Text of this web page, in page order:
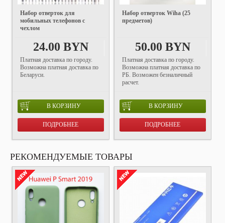
Набор отверток для
мобильных телефонов с
чехлом
24.00 BYN
Платная доставка по городу.
Возможна платная доставка по
Беларуси.
В КОРЗИНУ
ПОДРОБНЕЕ
Набор отверток Wiha (25
предметов)
50.00 BYN
Платная доставка по городу.
Возможна платная доставка по
РБ. Возможен безналичный
расчет.
В КОРЗИНУ
ПОДРОБНЕЕ
РЕКОМЕНДУЕМЫЕ ТОВАРЫ